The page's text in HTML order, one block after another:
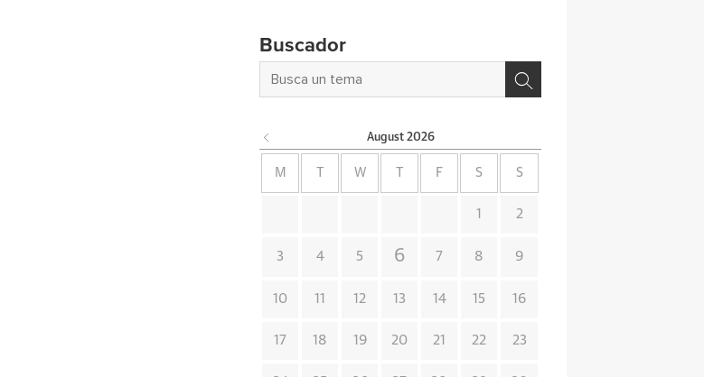
Buscador
August 2026
M W F S S
1 2
3 4 5 6 7 8 9
10 11 12 13 14 15 16
17 18 19 20 21 22 23